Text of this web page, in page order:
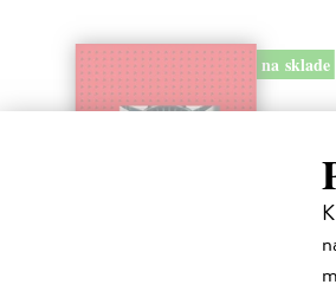
na sklade